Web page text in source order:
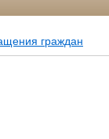
граждан